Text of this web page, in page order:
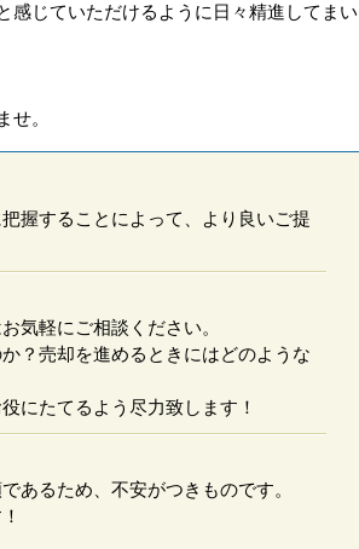
感じていただけるように日々精進してまい
せ。
握することによって、より良いご提
気軽にご相談ください。
？売却を進めるときにはどのような
にたてるよう尽力致します！
あるため、不安がつきものです。